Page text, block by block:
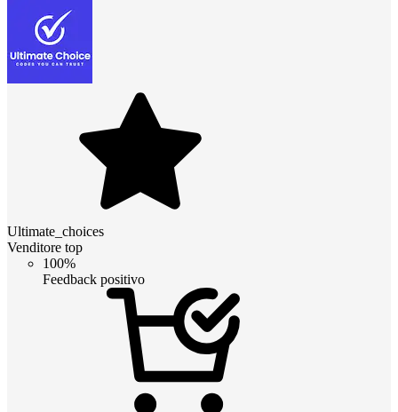
Ultimate_choices
Venditore top
100%
Feedback positivo